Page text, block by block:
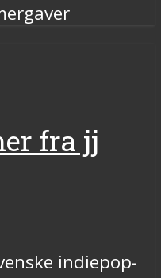
fra jj
indiepop-